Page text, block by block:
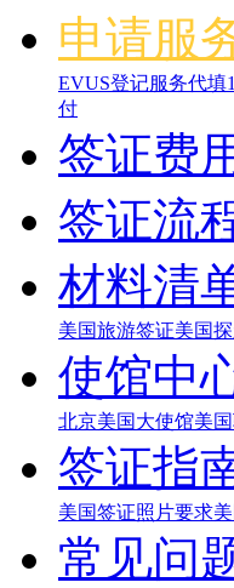
申请服
EVUS登记服务代填
付
签证费
签证流
材料清
美国旅游签证美国
使馆中
北京美国大使馆美
签证指
美国签证照片要求
常见问